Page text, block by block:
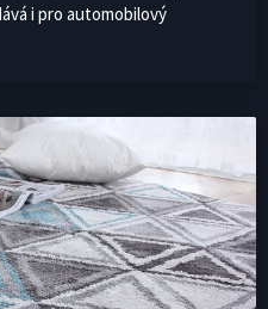
i pro automobilový